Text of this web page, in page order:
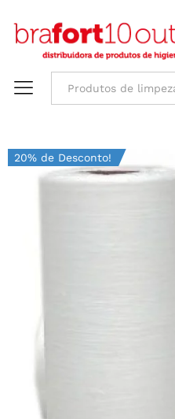
20% de Desconto!